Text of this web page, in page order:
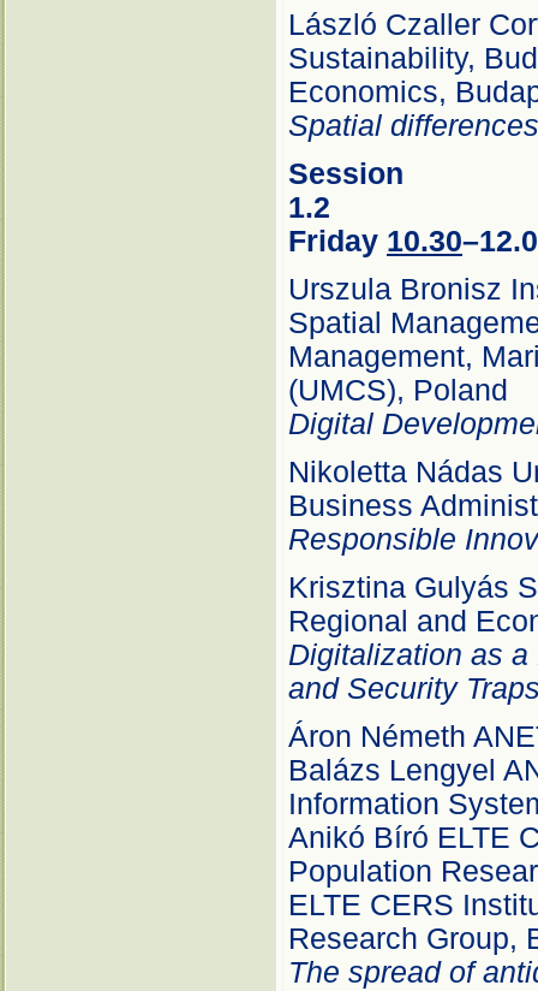
László Czaller
Sustainability,
Economics,
Spatial
Session
Friday 10.30
Urszula Bronisz
Spatial
Management,
(UMCS), Poland
Digital
Nikoletta Nádas
Business
Responsible
Krisztina Gulyás
Regional and
Digitalization as
and Security
Áron Németh
Balázs Lengyel
Information
Anikó Bíró ELTE
Population
ELTE CERS
Research Group,
The spread of